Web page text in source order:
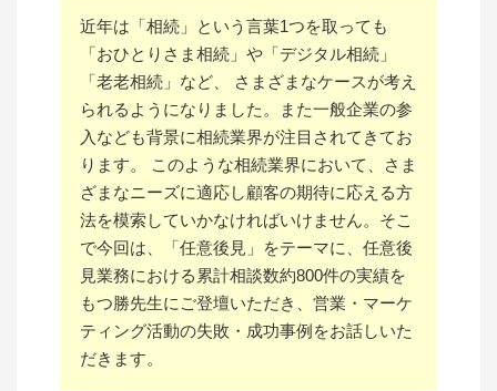
近年は「相続」という言葉1つを取っても
「おひとりさま相続」や「デジタル相続」
「老老相続」など、 さまざまなケースが考え
られるようになりました。また一般企業の参
入なども背景に相続業界が注目されてきてお
ります。 このような相続業界において、さま
ざまなニーズに適応し顧客の期待に応える方
法を模索していかなければいけません。そこ
で今回は、「任意後見」をテーマに、任意後
見業務における累計相談数約800件の実績を
もつ勝先生にご登壇いただき、営業・マーケ
ティング活動の失敗・成功事例をお話しいた
だきます。